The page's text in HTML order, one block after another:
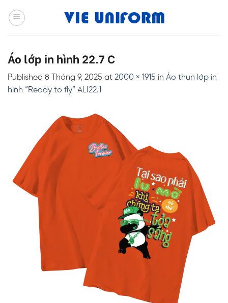
Áo lớp in hình 22.7 C
Published 8 Tháng 9, 2025 at 2000 × 1915 in Áo thun lớp in
hình “Ready to fly” ALI22.1